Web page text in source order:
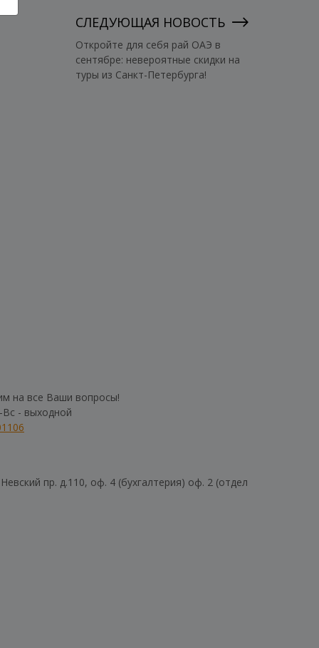
СЛЕДУЮЩАЯ НОВОСТЬ
Откройте для себя рай ОАЭ в
сентябре: невероятные скидки на
туры из Санкт-Петербурга!
на все Ваши вопросы!
- выходной
пр. д.110, оф. 4 (бухгалтерия) оф. 2 (отдел